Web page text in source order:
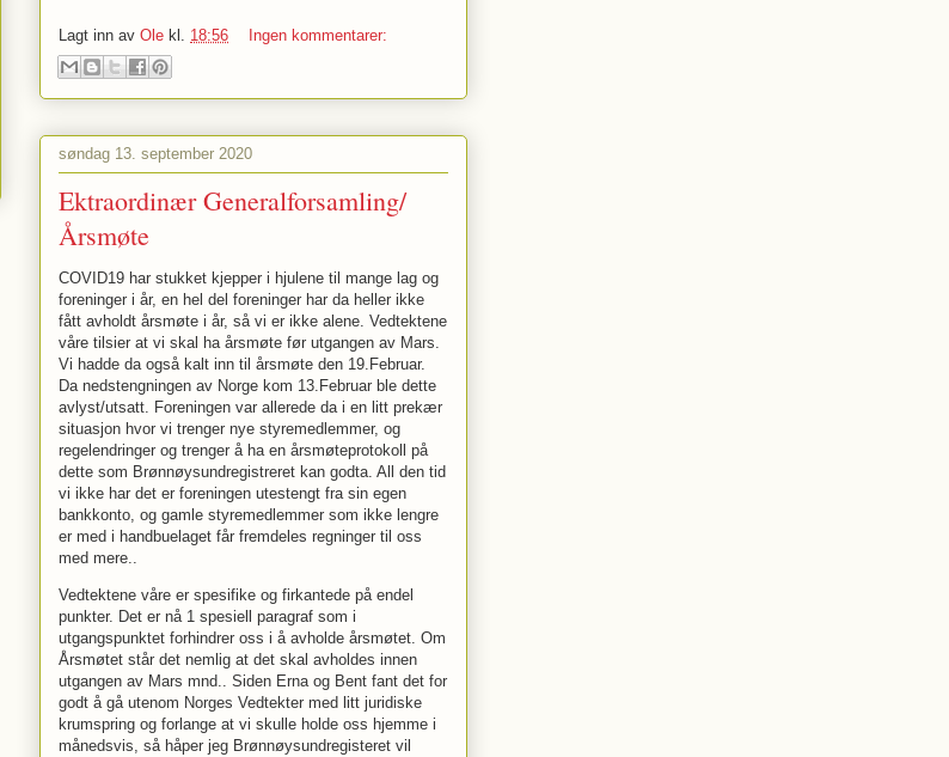
Lagt inn av Ole kl. 18:56 Ingen kommentarer:
søndag 13. september 2020
Ektraordinær Generalforsamling/
Årsmøte
COVID19 har stukket kjepper i hjulene til mange lag og
foreninger i år, en hel del foreninger har da heller ikke
fått avholdt årsmøte i år, så vi er ikke alene. Vedtektene
våre tilsier at vi skal ha årsmøte før utgangen av Mars.
Vi hadde da også kalt inn til årsmøte den 19.Februar.
Da nedstengningen av Norge kom 13.Februar ble dette
avlyst/utsatt. Foreningen var allerede da i en litt prekær
situasjon hvor vi trenger nye styremedlemmer, og
regelendringer og trenger å ha en årsmøteprotokoll på
dette som Brønnøysundregistreret kan godta. All den tid
vi ikke har det er foreningen utestengt fra sin egen
bankkonto, og gamle styremedlemmer som ikke lengre
er med i handbuelaget får fremdeles regninger til oss
med mere..
Vedtektene våre er spesifike og firkantede på endel
punkter. Det er nå 1 spesiell paragraf som i
utgangspunktet forhindrer oss i å avholde årsmøtet. Om
Årsmøtet står det nemlig at det skal avholdes innen
utgangen av Mars mnd.. Siden Erna og Bent fant det for
godt å gå utenom Norges Vedtekter med litt juridiske
krumspring og forlange at vi skulle holde oss hjemme i
månedsvis, så håper jeg Brønnøysundregisteret vil